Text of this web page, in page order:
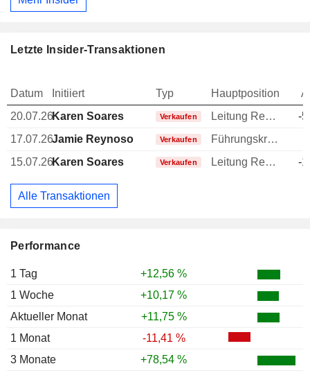
Performance
1 Tag
+12,56 %
1 Woche
+10,17 %
Aktueller Monat
+11,75 %
1 Monat
-11,41 %
3 Monate
+78,54 %
Letzte Insider-Transaktionen
Datum Initiiert Typ Hauptposition
20.07.26Karen Soares Verkaufen Leitung Rechtsabteilung
-
17.07.26Jamie Reynoso Verkaufen Führungskraft / leitender Angestellter
15.07.26Karen Soares Verkaufen Leitung Rechtsabteilung -
Alle Transaktionen